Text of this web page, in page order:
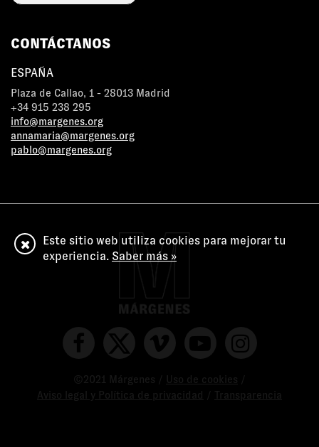
CONTÁCTANOS
ESPAÑA
Plaza de Callao, 1 - 28013 Madrid
+34 915 238 295
info@margenes.org
annamaria@margenes.org
pablo@margenes.org
©2021 Márgenes / Uso de cookies
Aviso legal y Política de privacidad
Transparencia
Este sitio web utiliza cookies para mejorar tu
experiencia. Saber más »